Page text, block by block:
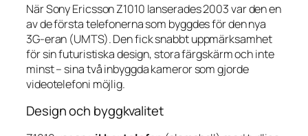
När Sony Ericsson Z1010 lanserades 2003 var den en
av de första telefonerna som byggdes för den nya
3G-eran (UMTS). Den fick snabbt uppmärksamhet
för sin futuristiska design, stora färgskärm och inte
minst – sina två inbyggda kameror som gjorde
videotelefoni möjlig.
Design och byggkvalitet